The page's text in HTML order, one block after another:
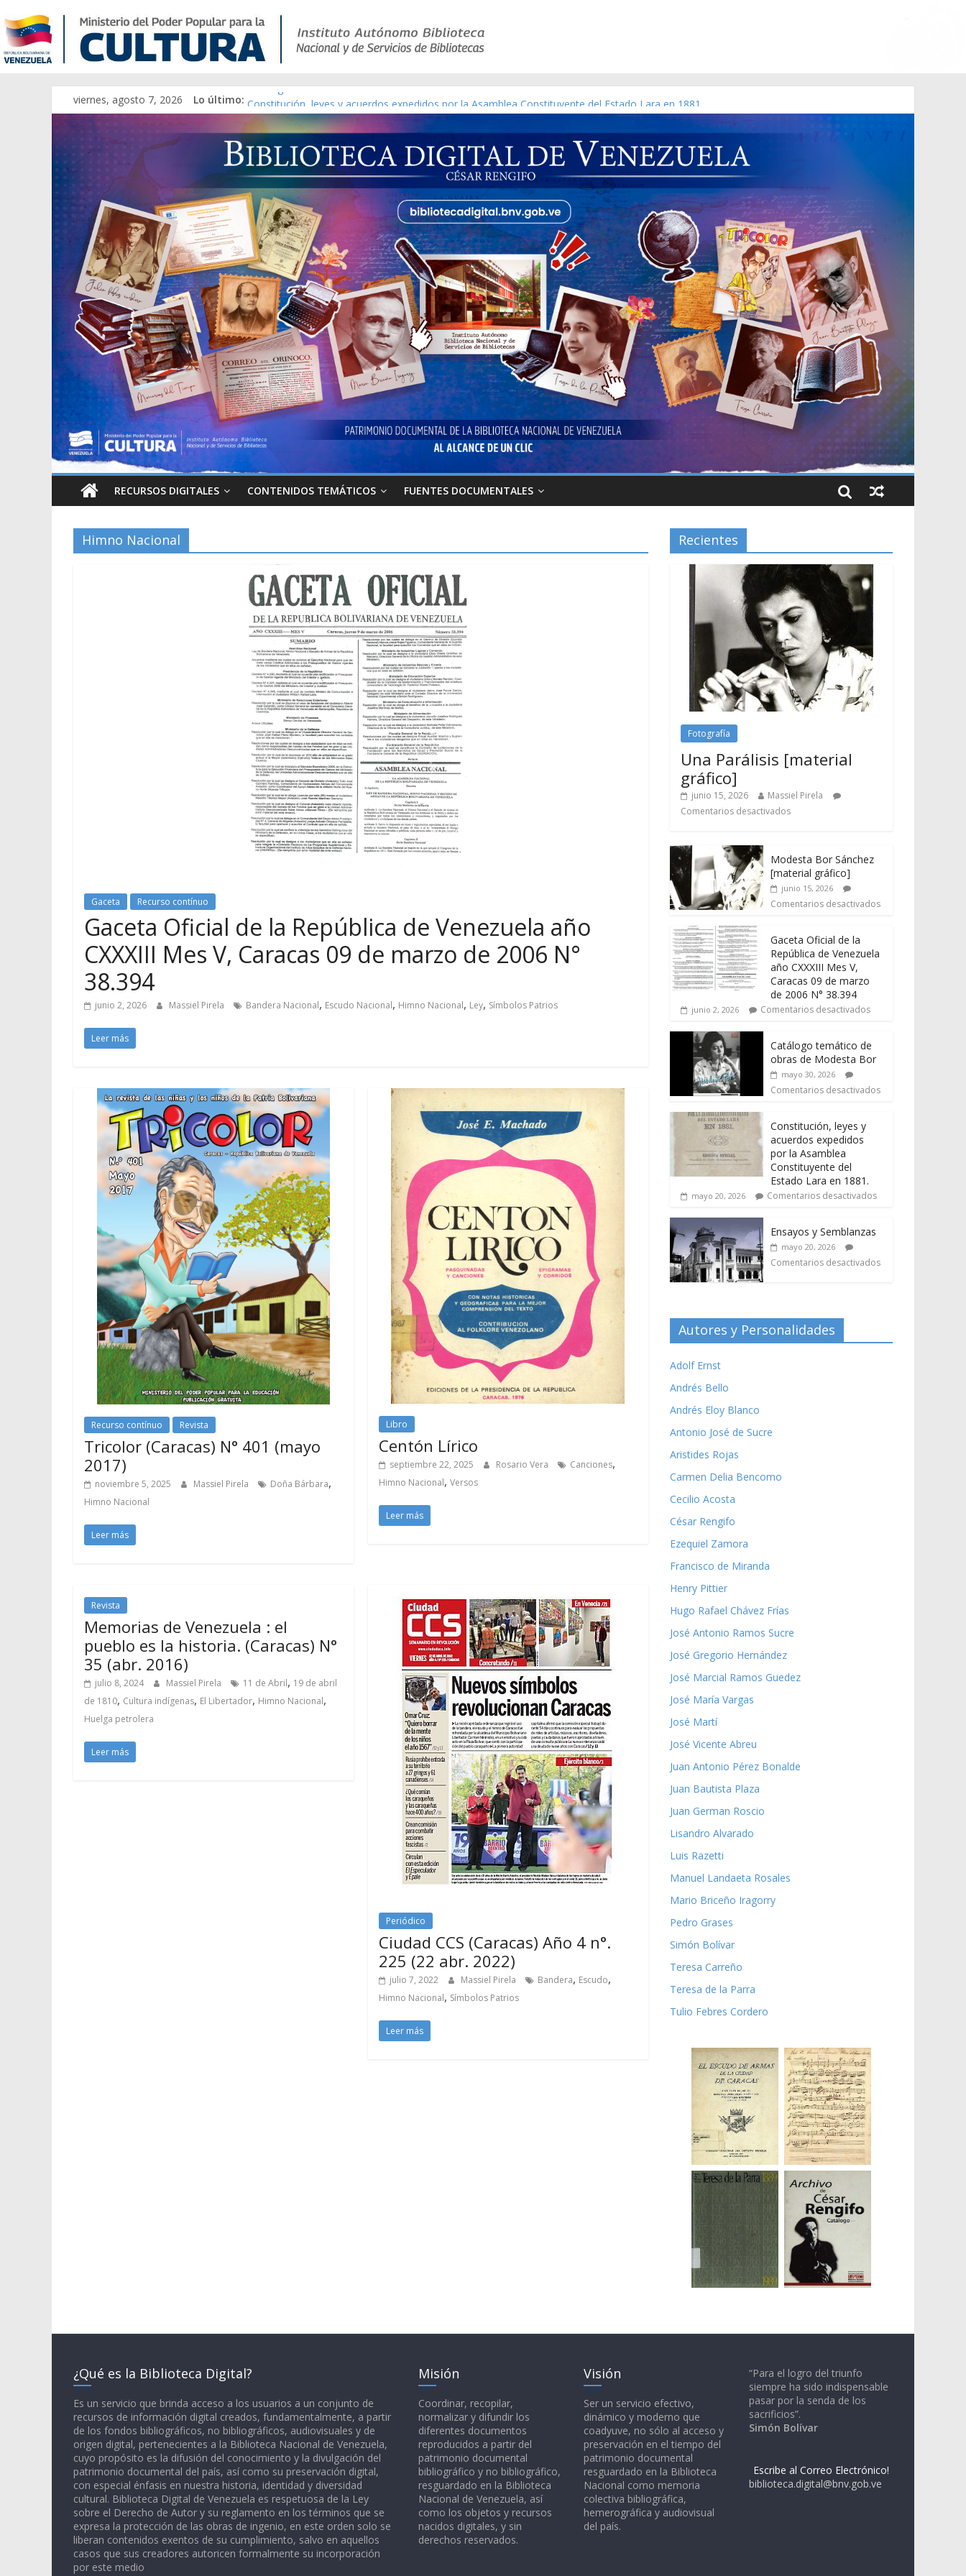
viernes, agosto 7, 2026 Lo último: Catálogo temático de obras de Modesta Bor
Constitución, leyes y acuerdos expedidos por la Asamblea Constituyente del Estado Lara en 1881.
Una Parálisis [material gráfico]
Modesta Bor Sánchez [material gráfico]
Gaceta Oficial de la República de Venezuela año CXXXIII Mes V, Caracas 09 de marzo de 2006 N° 38.394
RECURSOS DIGITALES CONTENIDOS TEMÁTICOS FUENTES DOCUMENTALES
Himno Nacional
Gaceta Recurso contínuo
Gaceta Oficial de la República de Venezuela año
CXXXIII Mes V, Caracas 09 de marzo de 2006 N°
38.394
junio 2, 2026 Massiel Pirela Bandera Nacional, Escudo Nacional, Himno Nacional, Ley, Símbolos Patrios
Leer más
Recurso contínuo Revista
Tricolor (Caracas) N° 401 (mayo
2017)
noviembre 5, 2025 Massiel Pirela Doña Bárbara,
Himno Nacional
Leer más
Libro
Centón Lírico
septiembre 22, 2025 Rosario Vera Canciones,
Himno Nacional,Versos
Leer más
Revista
Memorias de Venezuela : el
pueblo es la historia. (Caracas) N°
35 (abr. 2016)
julio 8, 2024 Massiel Pirela 11 de Abril, 19 de abril
de 1810, Cultura indígenas, El Libertador, Himno Nacional,
Huelga petrolera
Leer más
Periódico
Ciudad CCS (Caracas) Año 4 n°.
225 (22 abr. 2022)
julio 7, 2022 Massiel Pirela Bandera, Escudo,
Himno Nacional, Símbolos Patrios
Leer más
Recientes
Fotografía
Una Parálisis [material
gráfico]
junio 15, 2026
Massiel Pirela
Comentarios desactivados
Modesta Bor Sánchez
[material gráfico]
junio 15, 2026
Comentarios desactivados
Gaceta Oficial de la
República de Venezuela
año CXXXIII Mes V,
Caracas 09 de marzo
de 2006 N° 38.394
junio 2, 2026 Comentarios desactivados
Catálogo temático de
obras de Modesta Bor
mayo 30, 2026
Comentarios desactivados
Constitución, leyes y
acuerdos expedidos
por la Asamblea
Constituyente del
Estado Lara en 1881.
mayo 20, 2026 Comentarios desactivados
Ensayos y Semblanzas
mayo 20, 2026
Comentarios desactivados
Autores y Personalidades
Adolf Ernst
Andrés Bello
Andrés Eloy Blanco
Antonio José de Sucre
Aristides Rojas
Carmen Delia Bencomo
Cecilio Acosta
César Rengifo
Ezequiel Zamora
Francisco de Miranda
Henry Pittier
Hugo Rafael Chávez Frías
José Antonio Ramos Sucre
José Gregorio Hernández
José Marcial Ramos Guedez
José María Vargas
José Martí
José Vicente Abreu
Juan Antonio Pérez Bonalde
Juan Bautista Plaza
Juan German Roscio
Lisandro Alvarado
Luis Razetti
Manuel Landaeta Rosales
Mario Briceño Iragorry
Pedro Grases
Simón Bolívar
Teresa Carreño
Teresa de la Parra
Tulio Febres Cordero
¿Qué es la Biblioteca Digital?
Es un servicio que brinda acceso a los usuarios a un conjunto de
recursos de información digital creados, fundamentalmente, a partir
de los fondos bibliográficos, no bibliográficos, audiovisuales y de
origen digital, pertenecientes a la Biblioteca Nacional de Venezuela,
cuyo propósito es la difusión del conocimiento y la divulgación del
patrimonio documental del país, así como su preservación digital,
con especial énfasis en nuestra historia, identidad y diversidad
cultural. Biblioteca Digital de Venezuela es respetuosa de la Ley
sobre el Derecho de Autor y su reglamento en los términos que se
expresa la protección de las obras de ingenio, en este orden solo se
liberan contenidos exentos de su cumplimiento, salvo en aquellos
casos que sus creadores autoricen formalmente su incorporación
por este medio
Misión
Coordinar, recopilar,
normalizar y difundir los
diferentes documentos
reproducidos a partir del
patrimonio documental
bibliográfico y no bibliográfico,
resguardado en la Biblioteca
Nacional de Venezuela, así
como los objetos y recursos
nacidos digitales, y sin
derechos reservados.
Visión
Ser un servicio efectivo,
dinámico y moderno que
coadyuve, no sólo al acceso y
preservación en el tiempo del
patrimonio documental
resguardado en la Biblioteca
Nacional como memoria
colectiva bibliográfica,
hemerográfica y audiovisual
del país.
“Para el logro del triunfo
siempre ha sido indispensable
pasar por la senda de los
sacrificios”.
Simón Bolívar
Escribe al Correo Electrónico!
biblioteca.digital@bnv.gob.ve